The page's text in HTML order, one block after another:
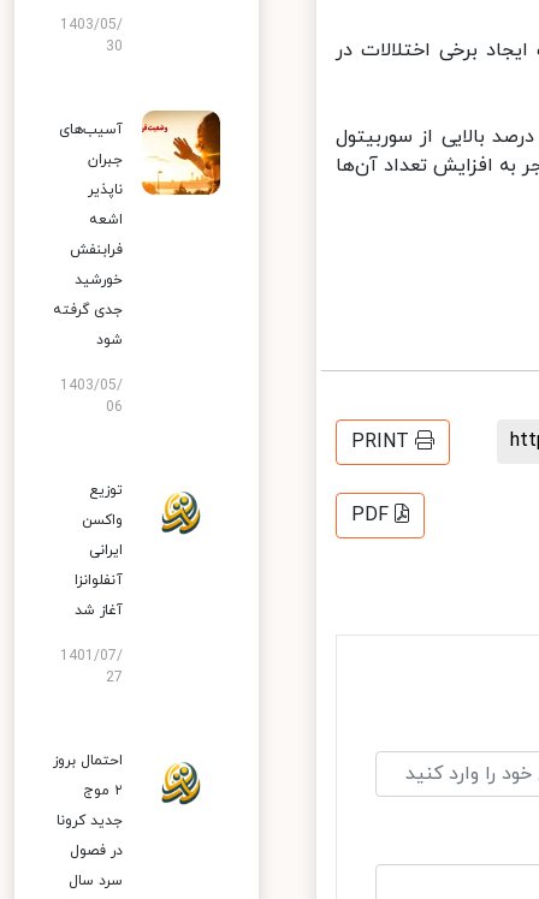
برخی اختلالات در
بالایی از سوربیتول
افزایش تعداد آن‌ها
PRINT
PDF
1403/05/
30
آسیب‌های
جبران
ناپذیر
اشعه
فرابنفش
خورشید
جدی گرفته
شود
1403/05/
06
توزیع
واکسن
ایرانی
آنفلوانزا
آغاز شد
1401/07/
27
احتمال بروز
۲ موج
جدید کرونا
در فصول
سرد سال